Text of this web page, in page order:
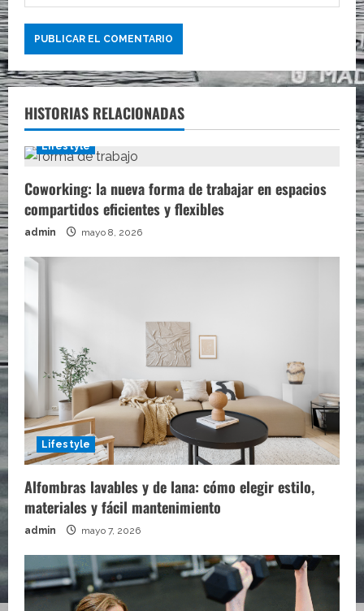
HISTORIAS RELACIONADAS
Lifestyle
Coworking: la nueva forma de trabajar en espacios
compartidos eficientes y flexibles
admin mayo 8, 2026
Lifestyle
Alfombras lavables y de lana: cómo elegir estilo,
materiales y fácil mantenimiento
admin mayo 7, 2026